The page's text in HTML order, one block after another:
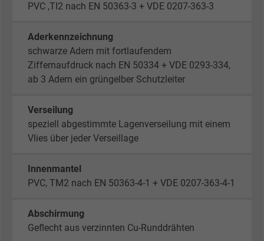
PVC ,TI2 nach EN 50363-3 + VDE 0207-363-3
Aderkennzeichnung
schwarze Adern mit fortlaufendem
Ziffernaufdruck nach EN 50334 + VDE 0293-334,
ab 3 Adern ein grüngelber Schutzleiter
Verseilung
speziell abgestimmte Lagenverseilung mit einem
Vlies über jeder Verseillage
Innenmantel
PVC, TM2 nach EN 50363-4-1 + VDE 0207-363-4-1
Abschirmung
Geflecht aus verzinnten Cu-Runddrähten